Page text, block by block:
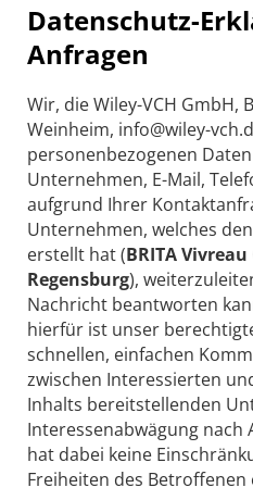
Datenschutz-
Anfragen
Wir, die Wiley-VCH GmbH,
Weinheim, info@wiley-
personenbezogenen
Unternehmen, E-Mail,
aufgrund Ihrer
Unternehmen, welches
erstellt hat (BRITA
Regensburg),
Nachricht beantworten
hierfür ist unser
schnellen, einfachen
zwischen Interessierten
Inhalts bereitstellenden
Interessenabwägung nach
hat dabei keine
Freiheiten des Betroffenen